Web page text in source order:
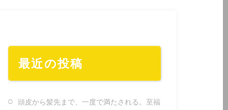
最近の投稿
頭皮から髪先まで、一度で満たされる。至福